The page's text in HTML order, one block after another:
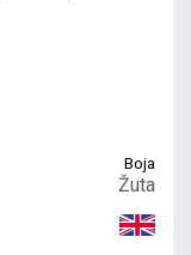
Boja
Žuta